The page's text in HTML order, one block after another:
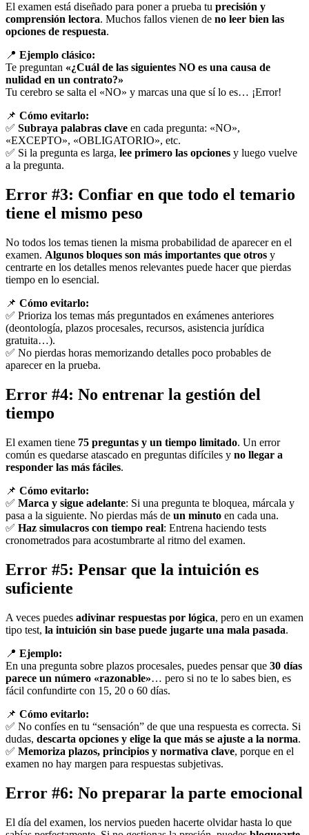
El examen está diseñado para poner a prueba tu precisión y
comprensión lectora. Muchos fallos vienen de no leer bien las
opciones de respuesta.
📍 Ejemplo clásico:
Te preguntan «¿Cuál de las siguientes NO es una causa de
nulidad en un contrato?»
Tu cerebro se salta el «NO» y marcas una que sí lo es… ¡Error!
📌 Cómo evitarlo:
✅ Subraya palabras clave en cada pregunta: «NO»,
«EXCEPTO», «OBLIGATORIO», etc.
✅ Si la pregunta es larga, lee primero las opciones y luego vuelve
a la pregunta.
Error #3: Confiar en que todo el temario
tiene el mismo peso
No todos los temas tienen la misma probabilidad de aparecer en el
examen. Algunos bloques son más importantes que otros y
centrarte en los detalles menos relevantes puede hacer que pierdas
tiempo en lo esencial.
📌 Cómo evitarlo:
✅ Prioriza los temas más preguntados en exámenes anteriores
(deontología, plazos procesales, recursos, asistencia jurídica
gratuita…).
✅ No pierdas horas memorizando detalles poco probables de
aparecer en la prueba.
Error #4: No entrenar la gestión del
tiempo
El examen tiene 75 preguntas y un tiempo limitado. Un error
común es quedarse atascado en preguntas difíciles y no llegar a
responder las más fáciles.
📌 Cómo evitarlo:
✅ Marca y sigue adelante: Si una pregunta te bloquea, márcala y
pasa a la siguiente. No pierdas más de un minuto en cada una.
✅ Haz simulacros con tiempo real: Entrena haciendo tests
cronometrados para acostumbrarte al ritmo del examen.
Error #5: Pensar que la intuición es
suficiente
A veces puedes adivinar respuestas por lógica, pero en un examen
tipo test, la intuición sin base puede jugarte una mala pasada.
📍 Ejemplo:
En una pregunta sobre plazos procesales, puedes pensar que 30 días
parece un número «razonable»… pero si no te lo sabes bien, es
fácil confundirte con 15, 20 o 60 días.
📌 Cómo evitarlo:
✅ No confíes en tu “sensación” de que una respuesta es correcta. Si
dudas, descarta opciones y elige la que más se ajuste a la norma.
✅ Memoriza plazos, principios y normativa clave, porque en el
examen no hay margen para respuestas subjetivas.
Error #6: No preparar la parte emocional
El día del examen, los nervios pueden hacerte olvidar hasta lo que